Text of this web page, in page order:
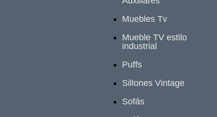
Muebles Tv
Mueble TV estilo
industrial
Puffs
Sillones Vintage
Sofás